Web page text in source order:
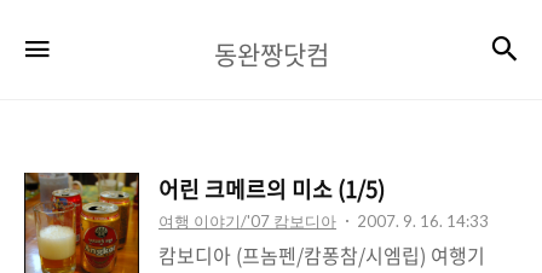
완
컴
동완짱닷컴
어린 크메르의 미소 (1/5)
여행 이야기/'07 캄보디아 2007. 9. 16. 14:33
캄보디아 (프놈펜/캄퐁참/시엠립) 여행기